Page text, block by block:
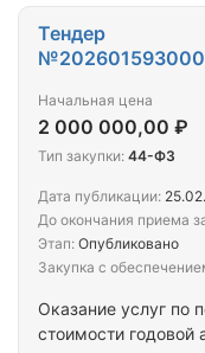
Оказание услуг по
стоимости годовой
Тендер
Начальная цена
2 000 000,00 ₽
Тип закупки: 44-ФЗ
Дата публикации:
До окончания приема
Этап: Опубликовано
Закупка с